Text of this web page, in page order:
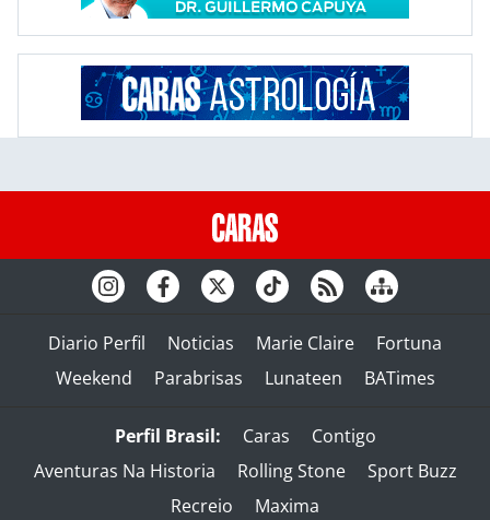
Diario Perfil Noticias Marie Claire
Fortuna
Weekend
Parabrisas Lunateen BATimes
Perfil Brasil: Caras
Contigo
Aventuras Na Historia
Rolling Stone
Sport Buzz
Recreio
Maxima